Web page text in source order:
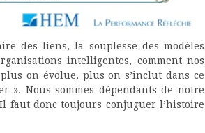
des liens, la souplesse des modèles
intelligentes, comment nos
on évolue, plus on s’inclut dans ce
». Nous sommes dépendants de notre
faut donc toujours conjuguer l’histoire